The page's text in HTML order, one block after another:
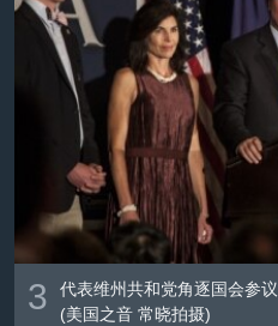
3
代表维州共和党角逐国会参
(美国之音 常晓拍摄)